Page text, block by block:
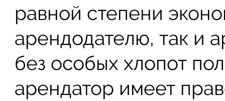
равной степени
арендодателю, так и
без особых хлопот
арендатор имеет